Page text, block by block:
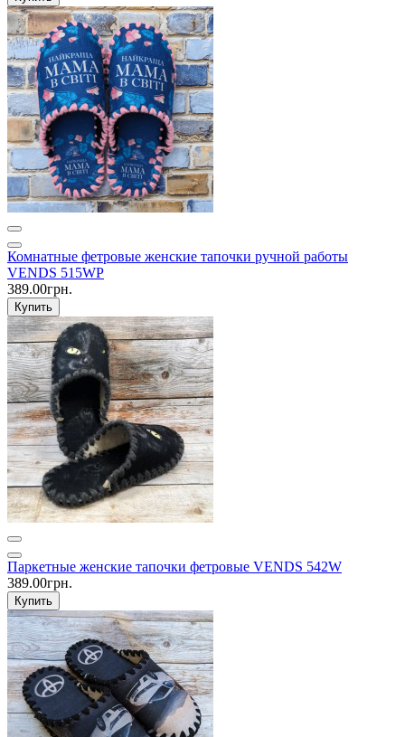
Комнатные фетровые женские тапочки ручной работы
VENDS 515WP
389.00грн.
Купить
Паркетные женские тапочки фетровые VENDS 542W
389.00грн.
Купить